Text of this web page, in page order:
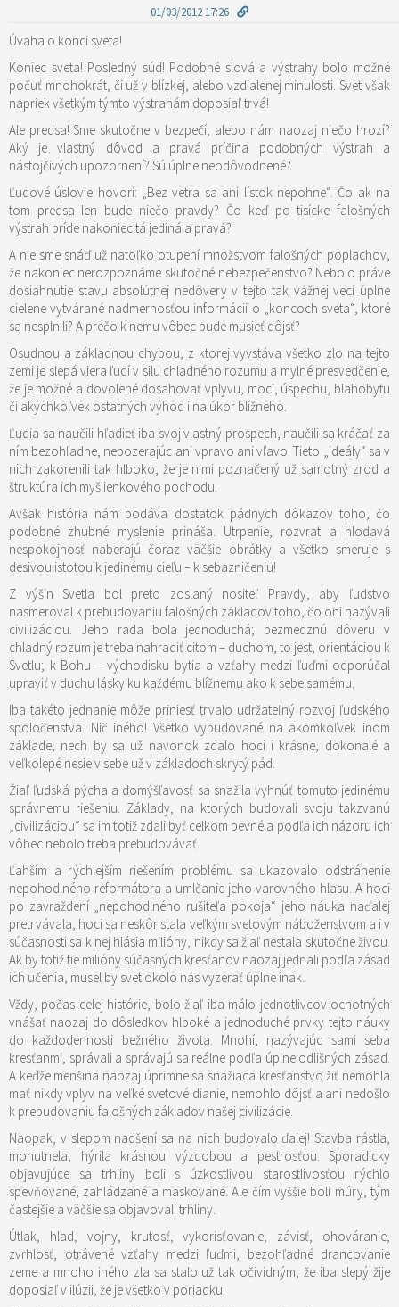
01/03/2012 17:26
Úvaha o konci sveta!
Koniec sveta! Posledný súd! Podobné slová a výstrahy bolo možné
počuť mnohokrát, či už v blízkej, alebo vzdialenej minulosti. Svet však
napriek všetkým týmto výstrahám doposiaľ trvá!
Ale predsa! Sme skutočne v bezpečí, alebo nám naozaj niečo hrozí?
Aký je vlastný dôvod a pravá príčina podobných výstrah a
nástojčivých upozornení? Sú úplne neodôvodnené?
Ľudové úslovie hovorí: „Bez vetra sa ani lístok nepohne“. Čo ak na
tom predsa len bude niečo pravdy? Čo keď po tisícke falošných
výstrah príde nakoniec tá jediná a pravá?
A nie sme snáď už natoľko otupení množstvom falošných poplachov,
že nakoniec nerozpoznáme skutočné nebezpečenstvo? Nebolo práve
dosiahnutie stavu absolútnej nedôvery v tejto tak vážnej veci úplne
cielene vytvárané nadmernosťou informácii o „koncoch sveta“, ktoré
sa nesplnili? A prečo k nemu vôbec bude musieť dôjsť?
Osudnou a základnou chybou, z ktorej vyvstáva všetko zlo na tejto
zemi je slepá viera ľudí v silu chladného rozumu a mylné presvedčenie,
že je možné a dovolené dosahovať vplyvu, moci, úspechu, blahobytu
či akýchkoľvek ostatných výhod i na úkor blížneho.
Ľudia sa naučili hľadieť iba svoj vlastný prospech, naučili sa kráčať za
ním bezohľadne, nepozerajúc ani vpravo ani vľavo. Tieto „ideály“ sa v
nich zakorenili tak hlboko, že je nimi poznačený už samotný zrod a
štruktúra ich myšlienkového pochodu.
Avšak história nám podáva dostatok pádnych dôkazov toho, čo
podobné zhubné myslenie prináša. Utrpenie, rozvrat a hlodavá
nespokojnosť naberajú čoraz väčšie obrátky a všetko smeruje s
desivou istotou k jedinému cieľu – k sebazničeniu!
Z výšin Svetla bol preto zoslaný nositeľ Pravdy, aby ľudstvo
nasmeroval k prebudovaniu falošných základov toho, čo oni nazývali
civilizáciou. Jeho rada bola jednoduchá; bezmedznú dôveru v
chladný rozum je treba nahradiť citom – duchom, to jest, orientáciou k
Svetlu; k Bohu – východisku bytia a vzťahy medzi ľuďmi odporúčal
upraviť v duchu lásky ku každému blížnemu ako k sebe samému.
Iba takéto jednanie môže priniesť trvalo udržateľný rozvoj ľudského
spoločenstva. Nič iného! Všetko vybudované na akomkoľvek inom
základe, nech by sa už navonok zdalo hoci i krásne, dokonalé a
veľkolepé nesie v sebe už v základoch skrytý pád.
Žiaľ ľudská pýcha a domýšľavosť sa snažila vyhnúť tomuto jedinému
správnemu riešeniu. Základy, na ktorých budovali svoju takzvanú
„civilizáciou“ sa im totiž zdali byť celkom pevné a podľa ich názoru ich
vôbec nebolo treba prebudovávať.
Ľahším a rýchlejším riešením problému sa ukazovalo odstránenie
nepohodlného reformátora a umlčanie jeho varovného hlasu. A hoci
po zavraždení „nepohodlného rušiteľa pokoja“ jeho náuka naďalej
pretrvávala, hoci sa neskôr stala veľkým svetovým náboženstvom a i v
súčasnosti sa k nej hlásia milióny, nikdy sa žiaľ nestala skutočne živou.
Ak by totiž tie milióny súčasných kresťanov naozaj jednali podľa zásad
ich učenia, musel by svet okolo nás vyzerať úplne inak.
Vždy, počas celej histórie, bolo žiaľ iba málo jednotlivcov ochotných
vnášať naozaj do dôsledkov hlboké a jednoduché prvky tejto náuky
do každodennosti bežného života. Mnohí, nazývajúc sami seba
kresťanmi, správali a správajú sa reálne podľa úplne odlišných zásad.
A keďže menšina naozaj úprimne sa snažiaca kresťanstvo žiť nemohla
mať nikdy vplyv na veľké svetové dianie, nemohlo dôjsť a ani nedošlo
k prebudovaniu falošných základov našej civilizácie.
Naopak, v slepom nadšení sa na nich budovalo ďalej! Stavba rástla,
mohutnela, hýrila krásnou výzdobou a pestrosťou. Sporadicky
objavujúce sa trhliny boli s úzkostlivou starostlivosťou rýchlo
spevňované, zahládzané a maskované. Ale čím vyššie boli múry, tým
častejšie a väčšie sa objavovali trhliny.
Útlak, hlad, vojny, krutosť, vykorisťovanie, závisť, ohováranie,
zvrhlosť, otrávené vzťahy medzi ľuďmi, bezohľadné drancovanie
zeme a mnoho iného zla sa stalo už tak očividným, že iba slepý žije
doposiaľ v ilúzii, že je všetko v poriadku.